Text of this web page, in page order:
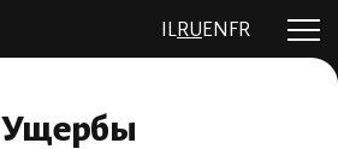
RU EN FR
Ущербы